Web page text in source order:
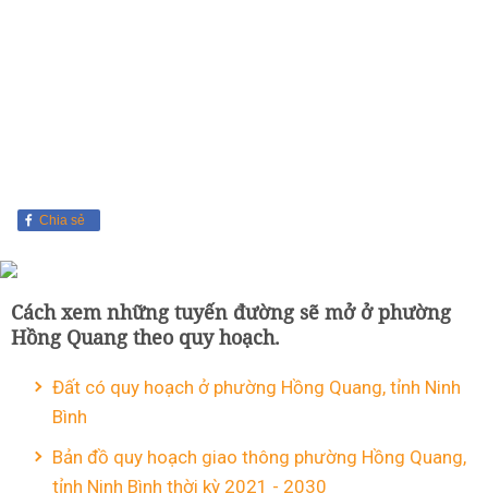
Chia sẻ
Cách xem những tuyến đường sẽ mở ở phường
Hồng Quang theo quy hoạch.
Đất có quy hoạch ở phường Hồng Quang, tỉnh Ninh
Bình
Bản đồ quy hoạch giao thông phường Hồng Quang,
tỉnh Ninh Bình thời kỳ 2021 - 2030